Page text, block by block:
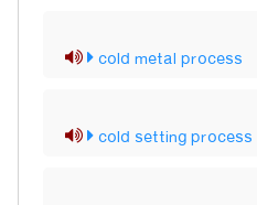
cold metal process
cold setting process